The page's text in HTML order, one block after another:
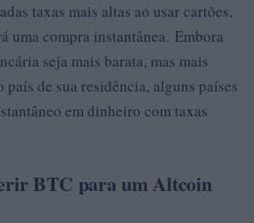
taxas mais altas ao usar cartões,
uma compra instantânea. Embora
seja mais barata, mas mais
país de sua residência, alguns países
em dinheiro com taxas
BTC para um Altcoin